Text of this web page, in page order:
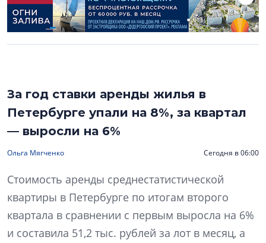
За год ставки аренды жилья в
Петербурге упали на 8%, за квартал
— выросли на 6%
Ольга Мягченко Сегодня в 06:00
Стоимость аренды среднестатистической
квартиры в Петербурге по итогам второго
квартала в сравнении с первым выросла на 6%
и составила 51,2 тыс. рублей за лот в месяц, а